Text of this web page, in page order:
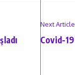
Next Article
Covid-